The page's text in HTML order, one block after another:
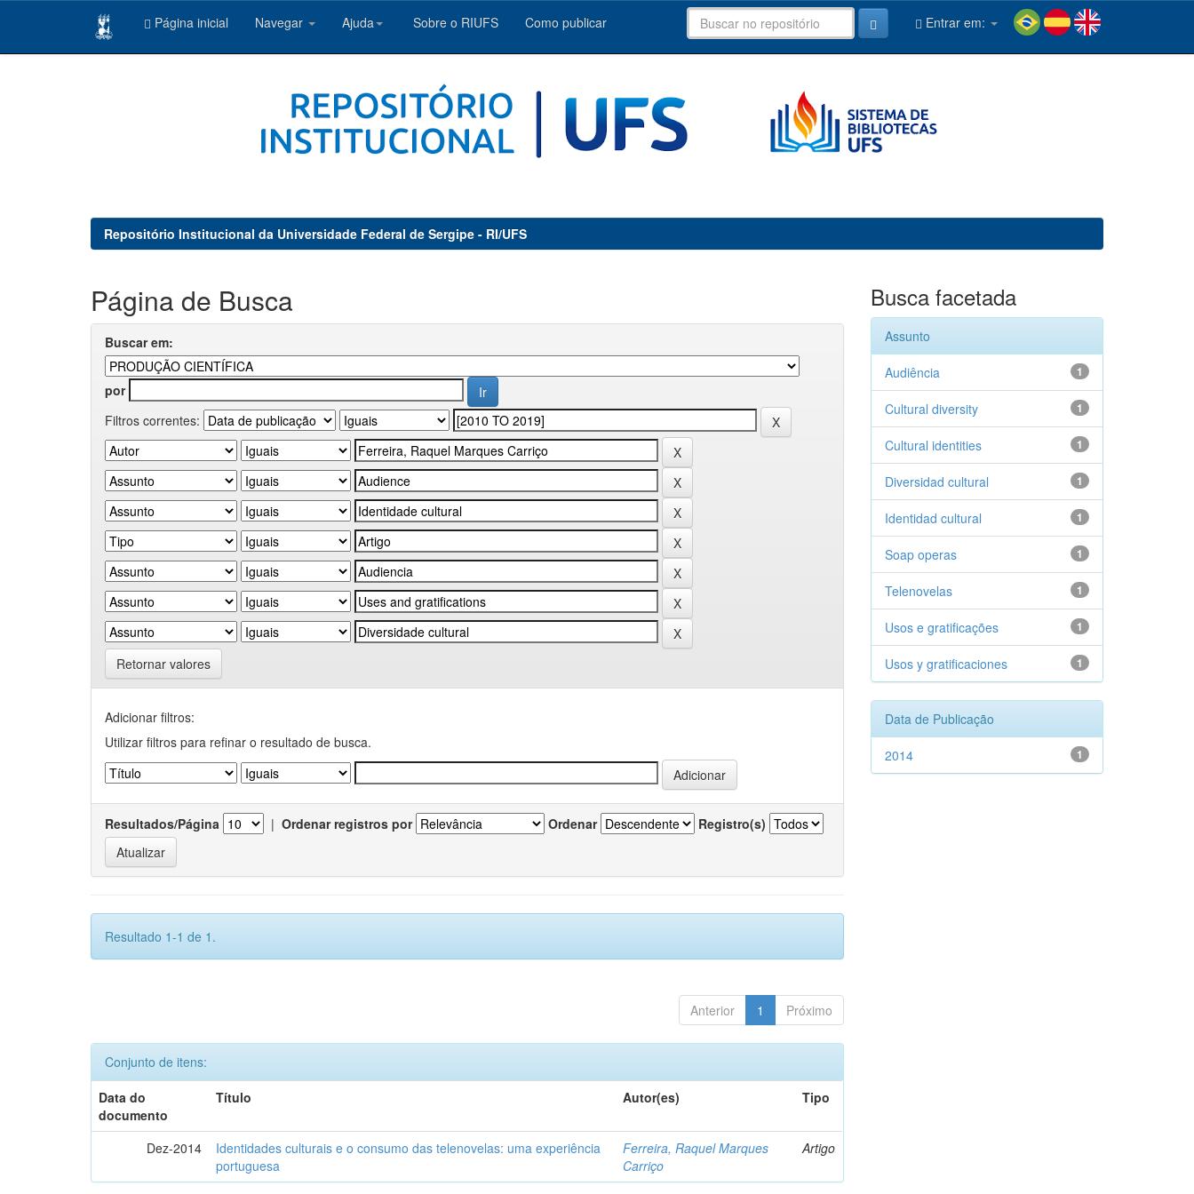
Página inicial Navegar Ajuda Sobre o RIUFS Como publicar Entrar em:
Repositório Institucional da Universidade Federal de Sergipe - RI/UFS
Página de Busca
Buscar em:
por
Filtros correntes:
Retornar valores
Adicionar filtros:
Utilizar filtros para refinar o resultado de busca.
Resultados/Página | Ordenar registros por Ordenar Registro(s)
Resultado 1-1 de 1.
Anterior 1 Próximo
Conjunto de itens:
Data do
documento
Título Autor(es) Tipo
Dez-2014
Identidades culturais e o consumo das telenovelas: uma experiência
portuguesa
Ferreira, Raquel Marques
Carriço
Artigo
Busca facetada
Assunto
1
Audiência
1
Cultural diversity
1
Cultural identities
1
Diversidad cultural
1
Identidad cultural
1
Soap operas
1
Telenovelas
1
Usos e gratificações
1
Usos y gratificaciones
Data de Publicação
1
2014